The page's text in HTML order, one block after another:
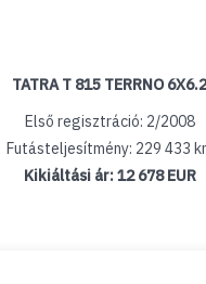
TATRA T 815 TERRNO 6X6.2
Első regisztráció: 2/2008
Futásteljesítmény: 229 433
Kikiáltási ár:12 678 EUR